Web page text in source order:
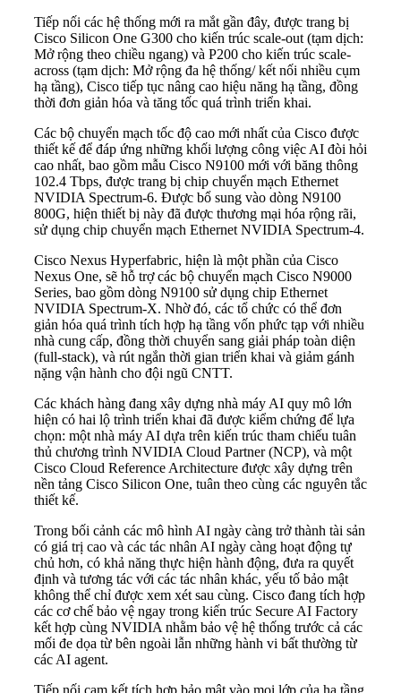
Tiếp nối các hệ thống mới ra mắt gần đây, được trang bị
Cisco Silicon One G300 cho kiến trúc scale-out (tạm dịch:
Mở rộng theo chiều ngang) và P200 cho kiến trúc scale-
across (tạm dịch: Mở rộng đa hệ thống/ kết nối nhiều cụm
hạ tầng), Cisco tiếp tục nâng cao hiệu năng hạ tầng, đồng
thời đơn giản hóa và tăng tốc quá trình triển khai.
Các bộ chuyển mạch tốc độ cao mới nhất của Cisco được
thiết kế để đáp ứng những khối lượng công việc AI đòi hỏi
cao nhất, bao gồm mẫu Cisco N9100 mới với băng thông
102.4 Tbps, được trang bị chip chuyển mạch Ethernet
NVIDIA Spectrum-6. Được bổ sung vào dòng N9100
800G, hiện thiết bị này đã được thương mại hóa rộng rãi,
sử dụng chip chuyển mạch Ethernet NVIDIA Spectrum-4.
Cisco Nexus Hyperfabric, hiện là một phần của Cisco
Nexus One, sẽ hỗ trợ các bộ chuyển mạch Cisco N9000
Series, bao gồm dòng N9100 sử dụng chip Ethernet
NVIDIA Spectrum-X. Nhờ đó, các tổ chức có thể đơn
giản hóa quá trình tích hợp hạ tầng vốn phức tạp với nhiều
nhà cung cấp, đồng thời chuyển sang giải pháp toàn diện
(full-stack), và rút ngắn thời gian triển khai và giảm gánh
nặng vận hành cho đội ngũ CNTT.
Các khách hàng đang xây dựng nhà máy AI quy mô lớn
hiện có hai lộ trình triển khai đã được kiểm chứng để lựa
chọn: một nhà máy AI dựa trên kiến trúc tham chiếu tuân
thủ chương trình NVIDIA Cloud Partner (NCP), và một
Cisco Cloud Reference Architecture được xây dựng trên
nền tảng Cisco Silicon One, tuân theo cùng các nguyên tắc
thiết kế.
Trong bối cảnh các mô hình AI ngày càng trở thành tài sản
có giá trị cao và các tác nhân AI ngày càng hoạt động tự
chủ hơn, có khả năng thực hiện hành động, đưa ra quyết
định và tương tác với các tác nhân khác, yếu tố bảo mật
không thể chỉ được xem xét sau cùng. Cisco đang tích hợp
các cơ chế bảo vệ ngay trong kiến trúc Secure AI Factory
kết hợp cùng NVIDIA nhằm bảo vệ hệ thống trước cả các
mối đe dọa từ bên ngoài lẫn những hành vi bất thường từ
các AI agent.
Tiếp nối cam kết tích hợp bảo mật vào mọi lớp của hạ tầng